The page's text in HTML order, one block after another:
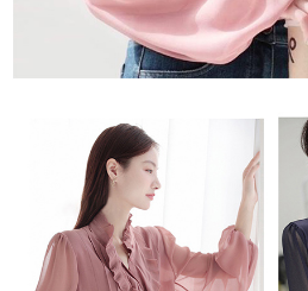
是否繳費成功／繳費後需取消欲退款等相關
客戶支援中心」https://
易，需依本服務之必要範圍內提供個人資
權轉讓予恩沛科技股份有限公司。
２．關於個人資料處理事宜，請瀏覽以下網
https://aftee.tw/terms/#terms3
３．未成年的使用者請事先徵得法定代理
「AFTEE先享後付」，若未經同意申辦者引
任。
４．使用「AFTEE先享後付」時，將依據
時審查核予不同之上限額度；若仍有額度不
每筆NT$79，滿NT$1,000(含以上)免
每筆NT$100，滿NT$1,500(含以上)免